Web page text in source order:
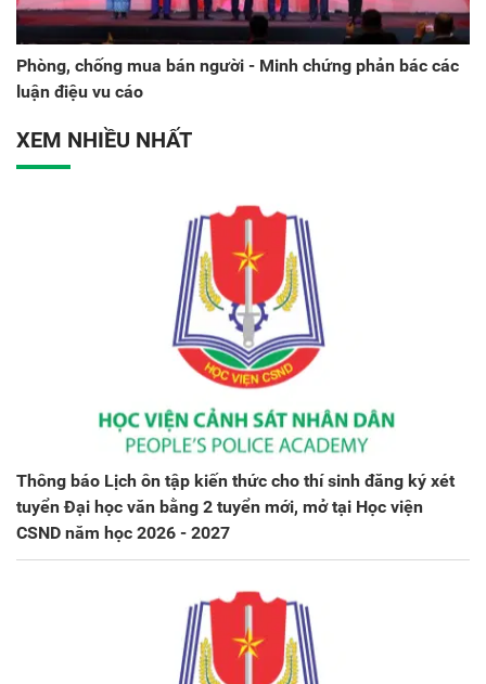
Phòng, chống mua bán người - Minh chứng phản bác các
luận điệu vu cáo
XEM NHIỀU NHẤT
Thông báo Lịch ôn tập kiến thức cho thí sinh đăng ký xét
tuyển Đại học văn bằng 2 tuyển mới, mở tại Học viện
CSND năm học 2026 - 2027